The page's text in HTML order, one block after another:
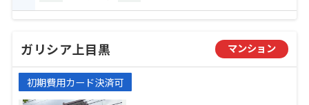
ガリシア上目黒 マンション
初期費用カード決済可